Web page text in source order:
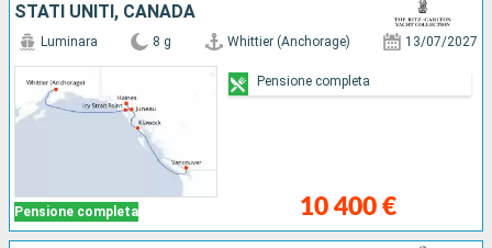
STATI UNITI, CANADA
Pensione completa
Luminara 8 g Whittier (Anchorage) 13/07/2027
10 400 €
Pensione completa